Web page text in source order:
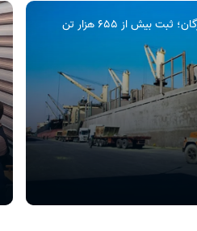
تداوم پویایی بنادر شرق هرمزگان؛ ثبت بیش از 655 هزار تن